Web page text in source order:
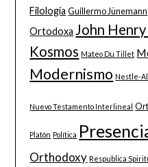
Filología Guillermo Jünemann
Ortodoxa John
Kosmos Mateo Du Tillet
Modernismo Nestle-
Nuevo Testamento Interlineal
Platón Política
Orthodoxy Respublica